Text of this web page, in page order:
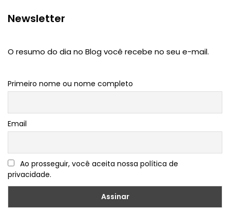
Newsletter
O resumo do dia no Blog você recebe no seu e-mail.
Primeiro nome ou nome completo
Email
Ao prosseguir, você aceita nossa política de
privacidade.